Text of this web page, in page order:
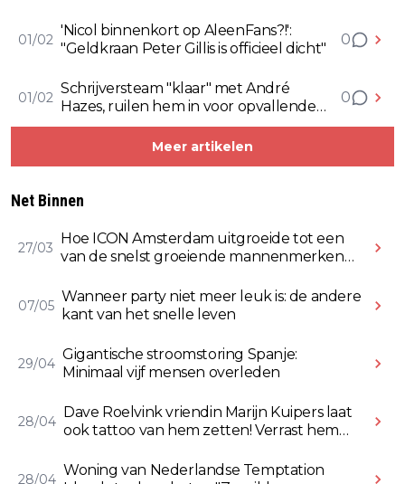
01/02
'Nicol binnenkort op AleenFans?!':
"Geldkraan Peter Gillis is officieel dicht"
0
01/02
Schrijversteam "klaar" met André
Hazes, ruilen hem in voor opvallende
BN'er...
0
Meer artikelen
Net Binnen
27/03
Hoe ICON Amsterdam uitgroeide tot een
van de snelst groeiende mannenmerken
07/05
Wanneer party niet meer leuk is: de andere
kant van het snelle leven
29/04
Gigantische stroomstoring Spanje:
Minimaal vijf mensen overleden
28/04
Dave Roelvink vriendin Marijn Kuipers laat
ook tattoo van hem zetten! Verrast hem
28/04
Woning van Nederlandse Temptation